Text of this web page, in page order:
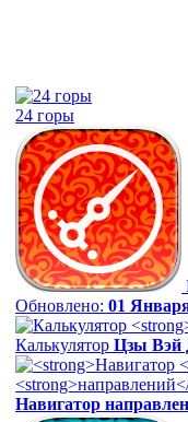
24 горы
Обновлено: 01
Калькулятор Цзы Вэй
Навигатор